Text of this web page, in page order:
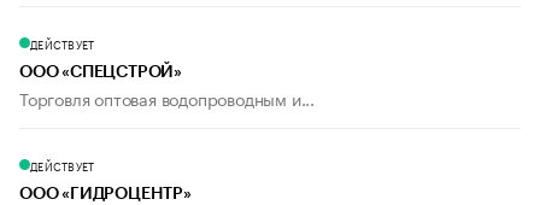
ДЕЙСТВУЕТ
ООО «СПЕЦСТРОЙ»
Торговля оптовая водопроводным и...
ДЕЙСТВУЕТ
ООО «ГИДРОЦЕНТР»